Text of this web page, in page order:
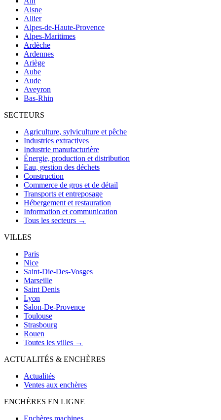
Aisne
Allier
Alpes-de-Haute-Provence
Alpes-Maritimes
Ardèche
Ardennes
Ariège
Aube
Aude
Aveyron
Bas-Rhin
SECTEURS
Agriculture, sylviculture et pêche
Industries extractives
Industrie manufacturière
Énergie, production et distribution
Eau, gestion des déchets
Construction
Commerce de gros et de détail
Transports et entreposage
Hébergement et restauration
Information et communication
Tous les secteurs →
VILLES
Paris
Nice
Saint-Die-Des-Vosges
Marseille
Saint Denis
Lyon
Salon-De-Provence
Toulouse
Strasbourg
Rouen
Toutes les villes →
ACTUALITÉS & ENCHÈRES
Actualités
Ventes aux enchères
ENCHÈRES EN LIGNE
Enchères machines